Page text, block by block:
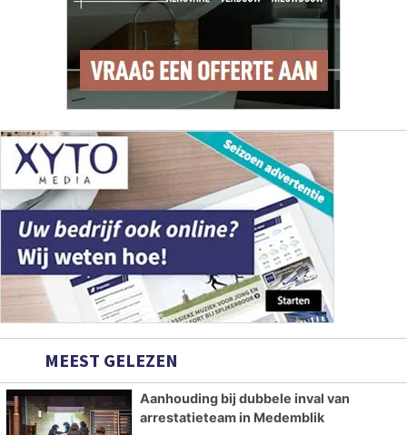
MEEST GELEZEN
Aanhouding bij dubbele inval van
arrestatieteam in Medemblik